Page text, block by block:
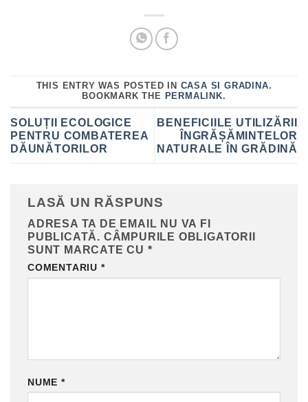
THIS ENTRY WAS POSTED IN CASA SI GRADINA.
BOOKMARK THE PERMALINK.
SOLUȚII ECOLOGICE
PENTRU COMBATEREA
DĂUNĂTORILOR
BENEFICIILE UTILIZĂRII
ÎNGRĂȘĂMINTELOR
NATURALE ÎN GRĂDINĂ
LASĂ UN RĂSPUNS
ADRESA TA DE EMAIL NU VA FI
PUBLICATĂ. CÂMPURILE OBLIGATORII
SUNT MARCATE CU *
COMENTARIU *
NUME *